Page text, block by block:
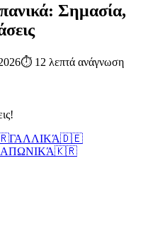
Σημασία,
⏱ 12 λεπτά ανάγνωση
ΓΑΛΛΙΚΆ🇩🇪
🇰🇷